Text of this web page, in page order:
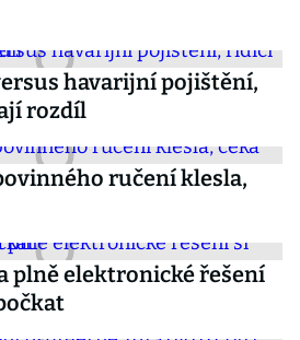
havarijní pojištění,
rozdíl
ručení klesla,
plně elektronické řešení